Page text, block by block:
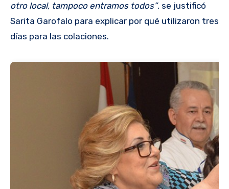
otro local, tampoco entramos todos”, se justificó
Sarita Garofalo para explicar por qué utilizaron tres
días para las colaciones.